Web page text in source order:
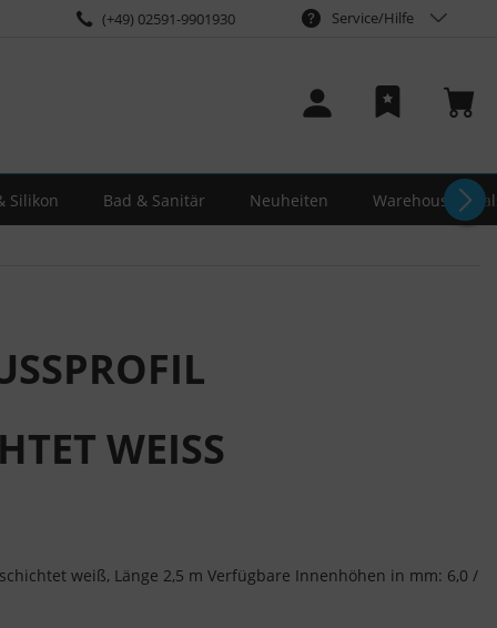
(+49) 02591-9901930 Service/Hilfe
Silikon Bad & Sanitär Neuheiten Warehouse-
WEISS
weiß, Länge 2,5 m Verfügbare Innenhöhen in mm: 6,0 /